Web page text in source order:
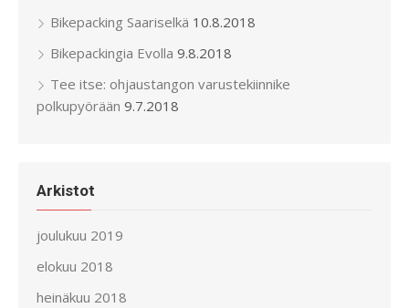
Bikepacking Saariselkä 10.8.2018
Bikepackingia Evolla 9.8.2018
Tee itse: ohjaustangon varustekiinnike
polkupyörään 9.7.2018
Arkistot
joulukuu 2019
elokuu 2018
heinäkuu 2018